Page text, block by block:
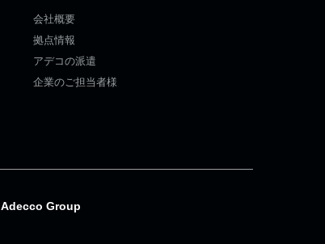
会社概要
拠点情報
アデコの派遣
企業のご担当者様
Adecco Group